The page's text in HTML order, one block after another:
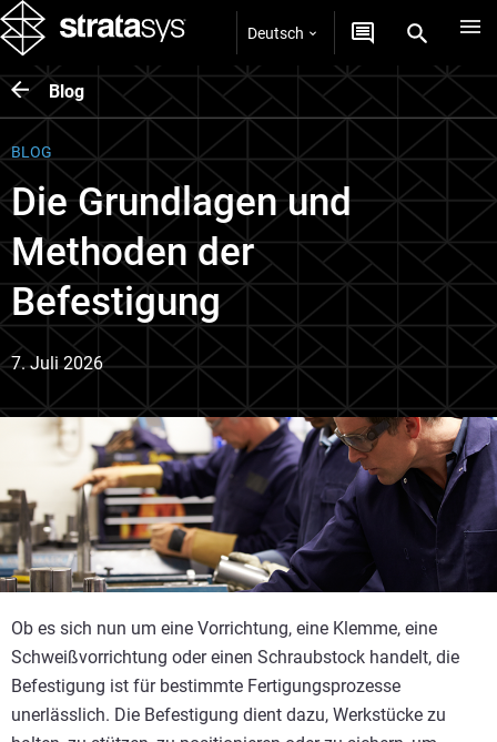
Deutsch
Blog
BLOG
Die Grundlagen und
Methoden der
Befestigung
7. Juli 2026
Ob es sich nun um eine Vorrichtung, eine Klemme, eine
Schweißvorrichtung oder einen Schraubstock handelt, die
Befestigung ist für bestimmte Fertigungsprozesse
unerlässlich. Die Befestigung dient dazu, Werkstücke zu